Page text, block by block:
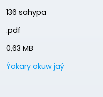
136 sahypa
.pdf
0,63 MB
Ýokary okuw jaý